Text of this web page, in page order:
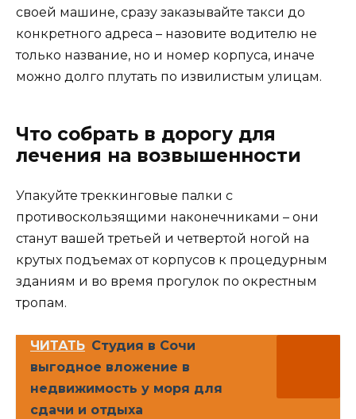
своей машине, сразу заказывайте такси до
конкретного адреса – назовите водителю не
только название, но и номер корпуса, иначе
можно долго плутать по извилистым улицам.
Что собрать в дорогу для
лечения на возвышенности
Упакуйте треккинговые палки с
противоскользящими наконечниками – они
станут вашей третьей и четвертой ногой на
крутых подъемах от корпусов к процедурным
зданиям и во время прогулок по окрестным
тропам.
ЧИТАТЬ Студия в Сочи
выгодное вложение в
недвижимость у моря для
сдачи и отдыха